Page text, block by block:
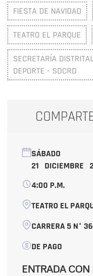
FIESTA DE NAVIDAD
TEATRO EL PARQUE
SECRETARÍA
DEPORTE - SDCRD
SÁBADO
21 DICIEMBRE
4:00 P.M.
TEATRO EL
CARRERA 5 N°
DE PAGO
ENTRADA CON